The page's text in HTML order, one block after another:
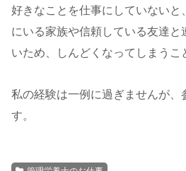
好きなことを仕事にしていないと
にいる家族や信頼している友達と
いため、しんどくなってしまうこ
私の経験は一例に過ぎませんが、
す。